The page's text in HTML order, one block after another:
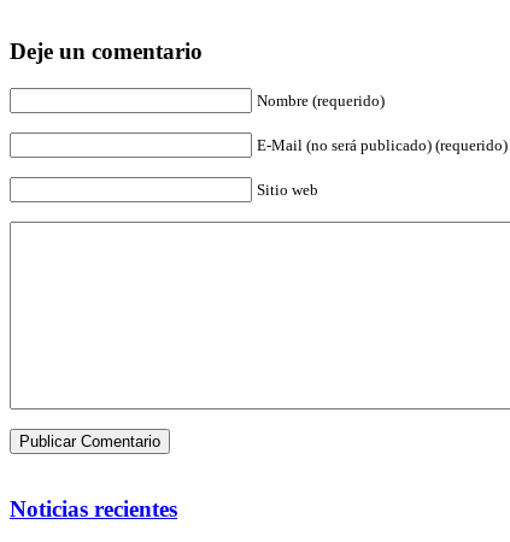
Deje un comentario
Nombre (requerido)
E-Mail (no será publicado) (requerido)
Sitio web
Noticias recientes